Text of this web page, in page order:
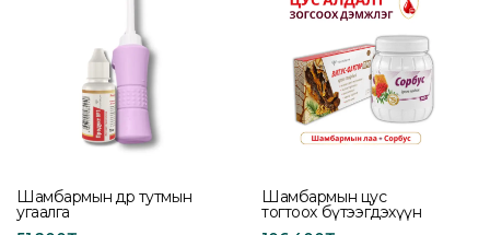
Шамбармын өдөр тутмын
угаалга
Шамбармын цус
тогтоох бүтээгдэхүүн